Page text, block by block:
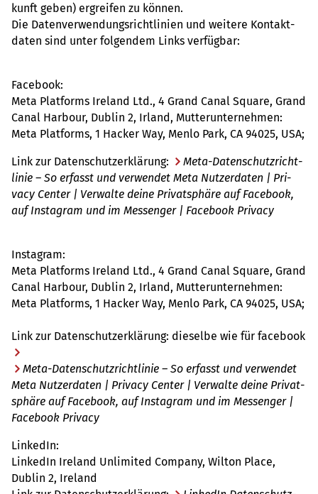
kunft geben) ergrei­fen zu können.
Die Daten­ver­wen­dungs­richt­li­nien und wei­tere Kon­takt­
da­ten sind unter fol­gen­dem Links ver­füg­bar:
Face­book:
Meta Plat­forms Ire­land Ltd., 4 Grand Canal Square, Grand
Canal Har­bour, Dublin 2, Irland, Mut­ter­un­ter­neh­men:
Meta Plat­forms, 1 Hacker Way, Menlo Park, CA 94025, USA;
Link zur Daten­schut­z­er­klä­rung:
Meta-Daten­schutz­richt­
li­nie – So erfasst und ver­wen­det Meta Nut­zer­da­ten | Pri­
vacy Center | Ver­walte deine Pri­vat­sphäre auf Face­book,
auf Insta­gram und im Mes­sen­ger | Face­book Pri­vacy
Insta­gram:
Meta Plat­forms Ire­land Ltd., 4 Grand Canal Square, Grand
Canal Har­bour, Dublin 2, Irland, Mut­ter­un­ter­neh­men:
Meta Plat­forms, 1 Hacker Way, Menlo Park, CA 94025, USA;
Link zur Daten­schut­z­er­klä­rung: die­selbe wie für face­book
Meta-Daten­schutz­richt­li­nie – So erfasst und ver­wen­det
Meta Nut­zer­da­ten | Pri­vacy Center | Ver­walte deine Pri­vat­
sphäre auf Face­book, auf Insta­gram und im Mes­sen­ger |
Face­book Pri­vacy
Lin­kedIn:
Lin­kedIn Ire­land Unli­mi­ted Com­pany, Wilton Place,
Dublin 2, Ire­land